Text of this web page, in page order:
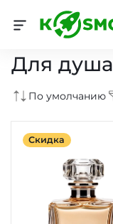
Парфюмерия
Для душа
По умолчанию
Скидка